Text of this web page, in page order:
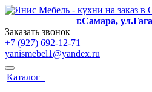
г.Самара,
Заказать звонок
+7 (927) 692-12-71
yanismebel1@yandex.ru
Каталог